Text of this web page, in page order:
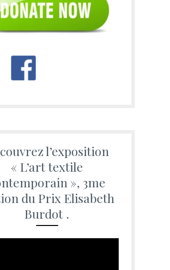
l’exposition
« L’art textile
», 3me
du Prix Elisabeth
Burdot .